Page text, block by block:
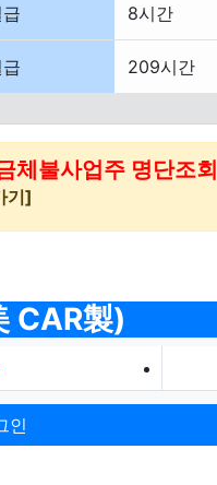
8시간
209시간
체불사업주 명단조회
기]
CAR製)
인